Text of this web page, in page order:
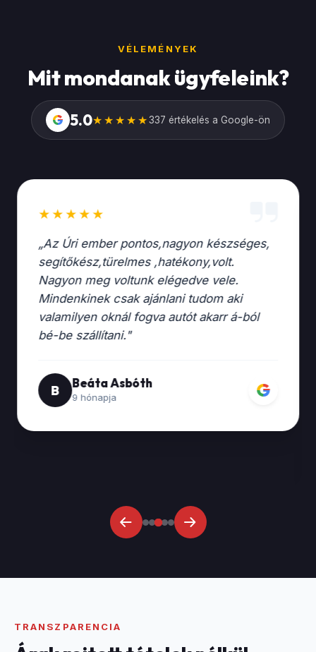
VÉLEMÉNYEK
Mit mondanak ügyfeleink?
G 5.0★★★★★337 értékelés a Google-ön
★★★★★
„Az Úri ember pontos,nagyon készséges,
segítőkész,türelmes ,hatékony,volt.
Nagyon meg voltunk elégedve vele.
Mindenkinek csak ajánlani tudom aki
valamilyen oknál fogva autót akarr á-ból
bé-be szállítani."
B Beáta Asbóth
9 hónapja G
TRANSZPARENCIA